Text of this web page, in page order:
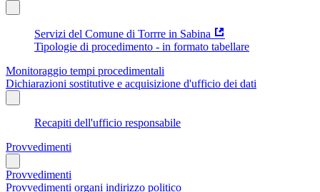
Servizi del Comune di Torrre in Sabina
Tipologie di procedimento - in formato tabellare
Monitoraggio tempi procedimentali
Dichiarazioni sostitutive e acquisizione d'ufficio dei dati
Recapiti dell'ufficio responsabile
Provvedimenti
Provvedimenti
Provvedimenti organi indirizzo politico